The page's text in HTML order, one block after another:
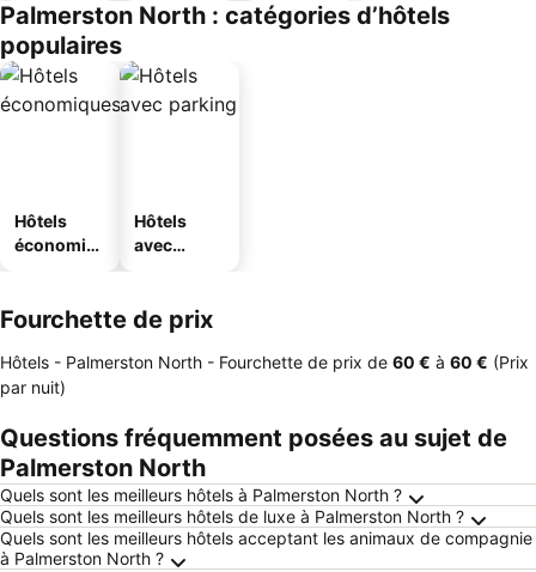
Palmerston North : catégories d’hôtels
populaires
Hôtels
économiq
Hôtels
avec
Fourchette de prix
Hôtels - Palmerston North - Fourchette de prix de ‎60 € à ‎60 € (Prix
par nuit)
Questions fréquemment posées au sujet de
Palmerston North
Quels sont les meilleurs hôtels à Palmerston North ?
Quels sont les meilleurs hôtels de luxe à Palmerston North ?
Quels sont les meilleurs hôtels acceptant les animaux de compagnie
à Palmerston North ?